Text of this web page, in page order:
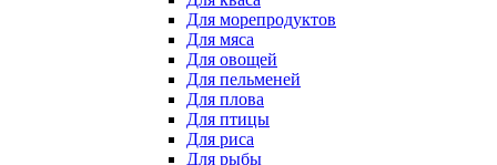
Для морепродуктов
Для мяса
Для овощей
Для пельменей
Для плова
Для птицы
Для риса
Для рыбы